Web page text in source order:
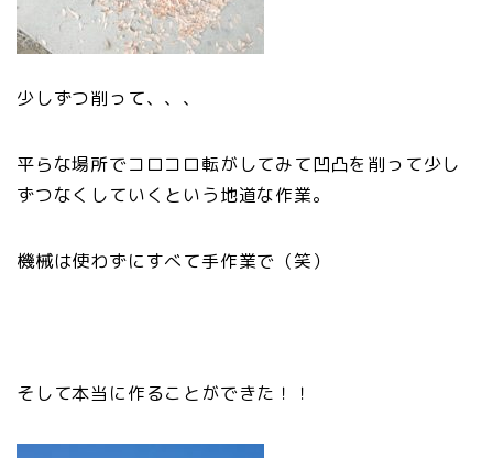
少しずつ削って、、、
平らな場所でコロコロ転がしてみて凹凸を削って少し
ずつなくしていくという地道な作業。
機械は使わずにすべて手作業で（笑）
そして本当に作ることができた！！